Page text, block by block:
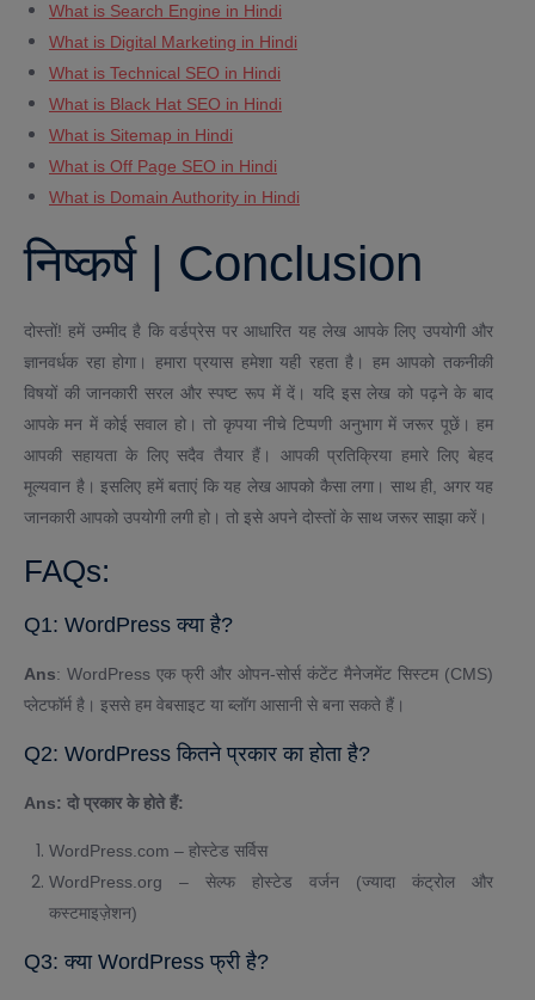
What is Search Engine in Hindi
What is Digital Marketing in Hindi
What is Technical SEO in Hindi
What is Black Hat SEO in Hindi
What is Sitemap in Hindi
What is Off Page SEO in Hindi
What is Domain Authority in Hindi
निष्कर्ष | Conclusion
दोस्तों! हमें उम्मीद है कि वर्डप्रेस पर आधारित यह लेख आपके लिए उपयोगी और
ज्ञानवर्धक रहा होगा। हमारा प्रयास हमेशा यही रहता है। हम आपको तकनीकी
विषयों की जानकारी सरल और स्पष्ट रूप में दें। यदि इस लेख को पढ़ने के बाद
आपके मन में कोई सवाल हो। तो कृपया नीचे टिप्पणी अनुभाग में जरूर पूछें। हम
आपकी सहायता के लिए सदैव तैयार हैं। आपकी प्रतिक्रिया हमारे लिए बेहद
मूल्यवान है। इसलिए हमें बताएं कि यह लेख आपको कैसा लगा। साथ ही, अगर यह
जानकारी आपको उपयोगी लगी हो। तो इसे अपने दोस्तों के साथ जरूर साझा करें।
FAQs:
Q1: WordPress क्या है?
Ans: WordPress एक फ्री और ओपन-सोर्स कंटेंट मैनेजमेंट सिस्टम (CMS)
प्लेटफॉर्म है। इससे हम वेबसाइट या ब्लॉग आसानी से बना सकते हैं।
Q2: WordPress कितने प्रकार का होता है?
Ans: दो प्रकार के होते हैं:
WordPress.com – होस्टेड सर्विस
WordPress.org – सेल्फ होस्टेड वर्जन (ज्यादा कंट्रोल और
कस्टमाइज़ेशन)
Q3: क्या WordPress फ्री है?